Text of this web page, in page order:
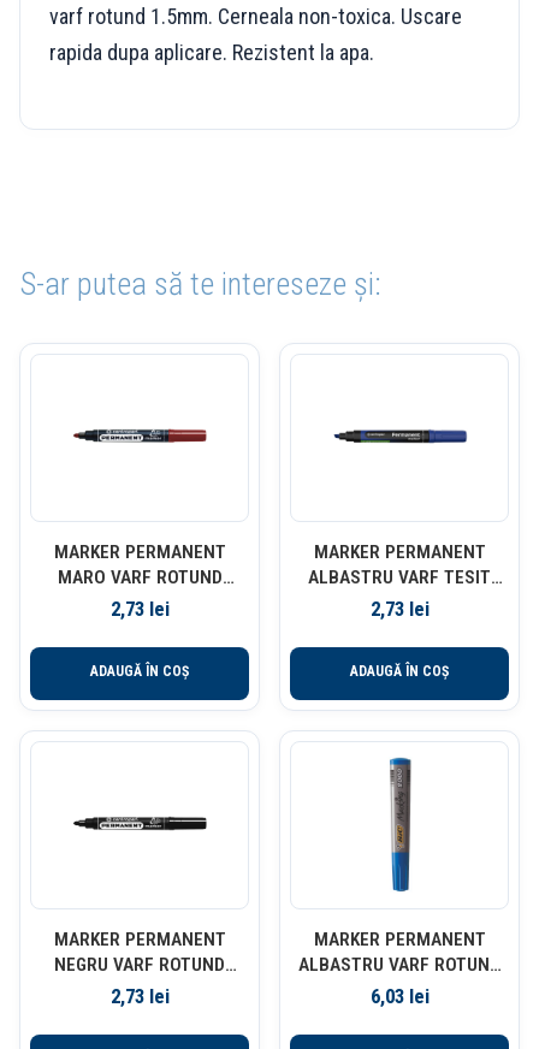
varf rotund 1.5mm. Cerneala non-toxica. Uscare
rapida dupa aplicare. Rezistent la apa.
S-ar putea să te intereseze și:
MARKER PERMANENT
MARO VARF ROTUND
2.5MM 8566 CENTROPEN
2,73 lei
ADAUGĂ ÎN COȘ
MARKER PERMANENT
ALBASTRU VARF TESIT
8576 CENTROPEN
2,73 lei
ADAUGĂ ÎN COȘ
MARKER PERMANENT
NEGRU VARF ROTUND
2.5MM 8566 CENTROPEN
2,73 lei
MARKER PERMANENT
ALBASTRU VARF ROTUND
2000 BIC
6,03 lei